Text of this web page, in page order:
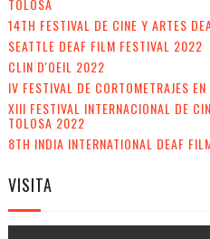
TOLOSA
14TH FESTIVAL DE CINE Y ARTES
SEATTLE DEAF FILM FESTIVAL 2022
CLIN D'OEIL 2022
IV FESTIVAL DE CORTOMETRAJES
XIII FESTIVAL INTERNACIONAL DE
TOLOSA 2022
8TH INDIA INTERNATIONAL DEAF
VISITA